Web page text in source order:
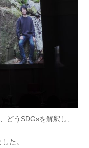
どうSDGsを解釈し、
た。